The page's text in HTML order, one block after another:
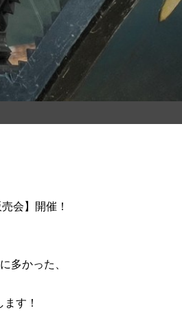
会】開催！
多かった、
す！